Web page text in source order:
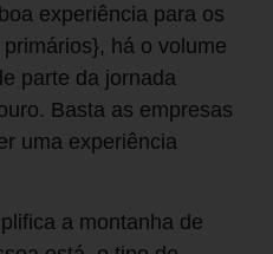
experiência para os
há o volume
parte da jornada
Basta as empresas
uma experiência
a montanha de